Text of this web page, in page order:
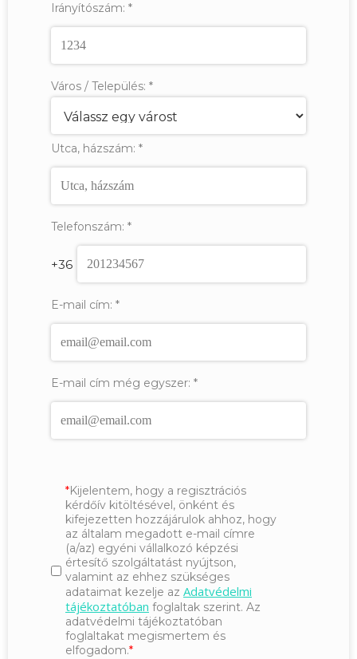
Irányítószám: *
Város / Település: *
Utca, házszám: *
Telefonszám: *
+36
E-mail cím: *
E-mail cím még egyszer: *
Kijelentem, hogy a regisztrációs
kérdőív kitöltésével, önként és
kifejezetten hozzájárulok ahhoz, hogy
az általam megadott e-mail címre
(a/az) egyéni vállalkozó képzési
értesítő szolgáltatást nyújtson,
valamint az ehhez szükséges
adataimat kezelje az Adatvédelmi
tájékoztatóban foglaltak szerint. Az
adatvédelmi tájékoztatóban
foglaltakat megismertem és
elfogadom.